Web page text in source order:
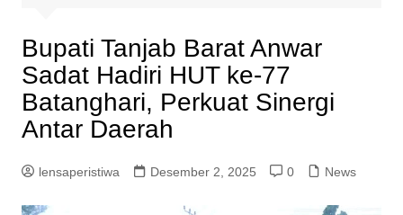
Bupati Tanjab Barat Anwar
Sadat Hadiri HUT ke-77
Batanghari, Perkuat Sinergi
Antar Daerah
lensaperistiwa Desember 2, 2025 0 News